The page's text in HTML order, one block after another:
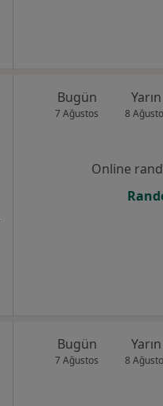
Bugün
7 Ağustos
Yarın
8
Online
Bugün
7 Ağustos
Yarın
8